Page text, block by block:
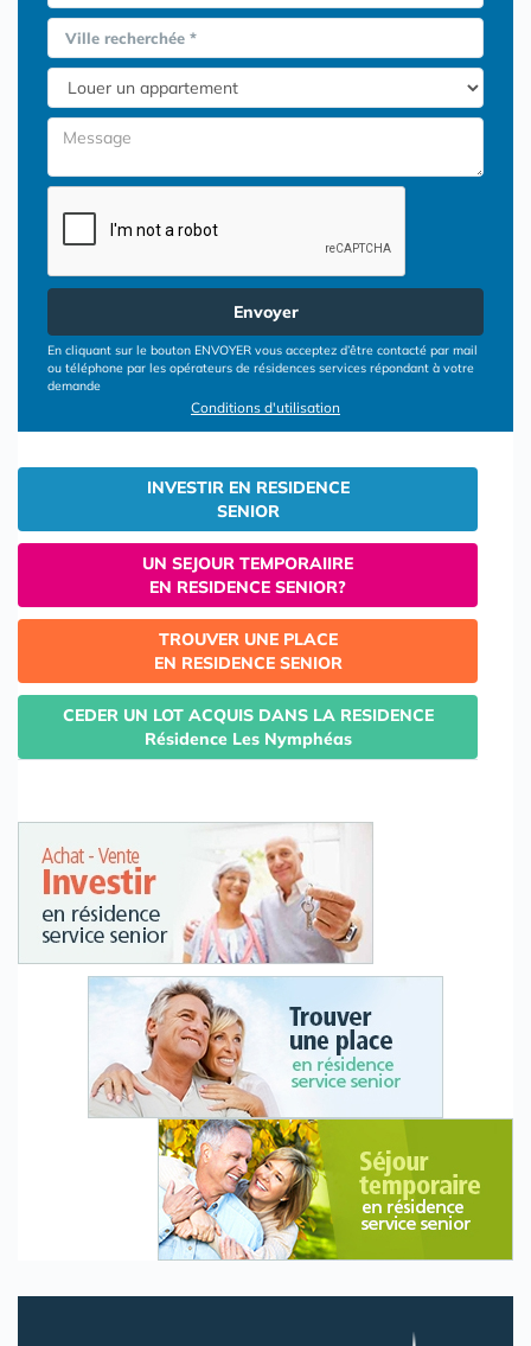
Ville recherchée *
Envoyer
En cliquant sur le bouton ENVOYER vous acceptez d’être contacté par mail
ou téléphone par les opérateurs de résidences services répondant à votre
demande
Conditions d'utilisation
INVESTIR EN RESIDENCE
SENIOR
UN SEJOUR TEMPORAIIRE
EN RESIDENCE SENIOR?
TROUVER UNE PLACE
EN RESIDENCE SENIOR
CEDER UN LOT ACQUIS DANS LA RESIDENCE
Résidence Les Nymphéas